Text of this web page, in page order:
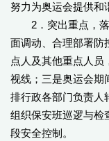
努力为奥运会提供和
2．突出重点，落
面调动、合理部署防
点人及其他重点人员
视线；三是奥运会期
排行政各部门负责人
组织保安班巡逻与检
段安全控制。